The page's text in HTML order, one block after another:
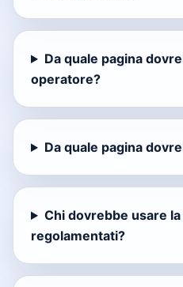
Da quale pagina
operatore?
Da quale pagina
Chi dovrebbe usare
regolamentati?